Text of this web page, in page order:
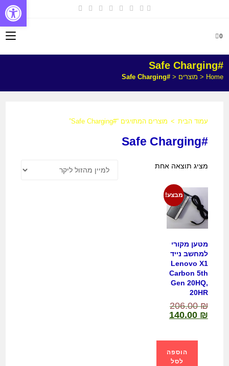
0
#Safe Charging
Home
< מוצרים <
#Safe Charging
עמוד הבית > מוצרים המתויגים “#Safe Charging”
#Safe Charging
מציג תוצאה אחת
מבצע!
מטען מקורי
למחשב נייד
Lenovo X1
Carbon 5th
Gen 20HQ,
20HR
206.00₪
140.00 ₪
הוספה
לסל